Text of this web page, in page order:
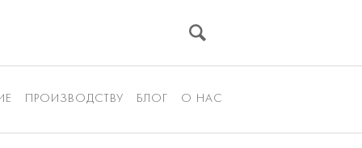
ПРОИЗВОДСТВУ БЛОГ О НАС